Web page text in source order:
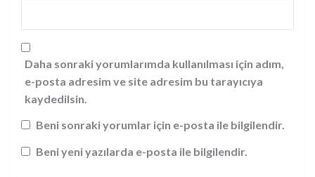
Daha sonraki yorumlarımda kullanılması için adım,
e-posta adresim ve site adresim bu tarayıcıya
kaydedilsin.
Beni sonraki yorumlar için e-posta ile bilgilendir.
Beni yeni yazılarda e-posta ile bilgilendir.